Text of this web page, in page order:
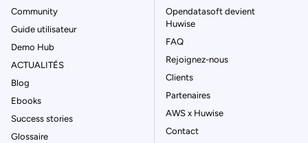
Community
Guide utilisateur
Demo Hub
ACTUALITÉS
Blog
Ebooks
Success stories
Glossaire
Opendatasoft devient
Huwise
FAQ
Rejoignez-nous
Clients
Partenaires
AWS x Huwise
Contact